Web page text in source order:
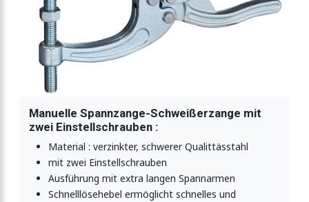
3180N
Manuelle Spannzange-Schweißerzange mit
zwei Einstellschrauben :
Material : verzinkter, schwerer Qualittässtahl
mit zwei Einstellschrauben
Ausführung mit extra langen Spannarmen
Schnelllösehebel ermöglicht schnelles und